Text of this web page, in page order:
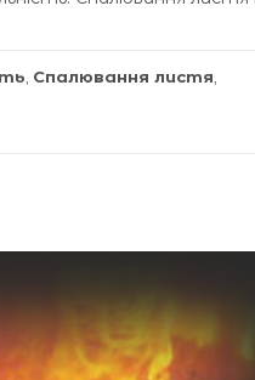
Спалювання листя